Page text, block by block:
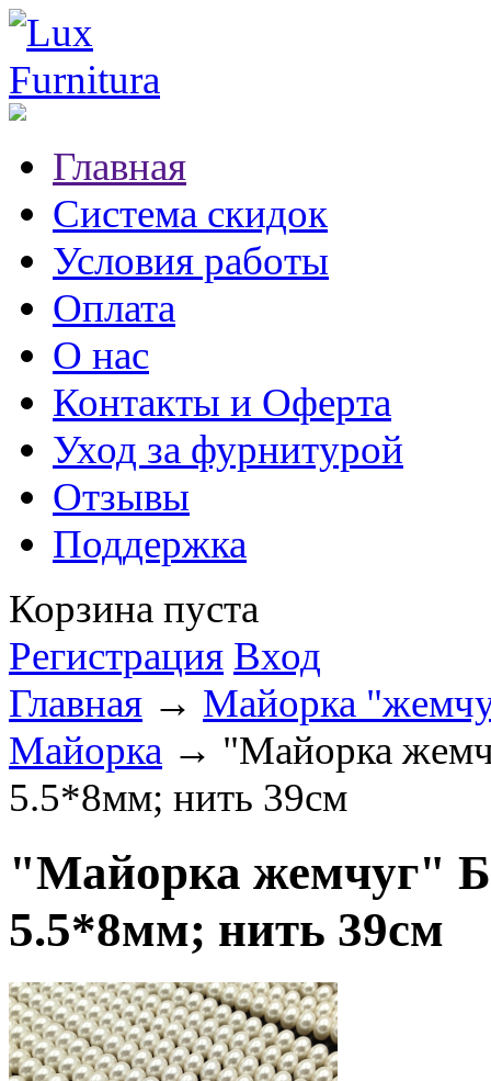
Главная
Система скидок
Условия работы
Оплата
О нас
Контакты и Оферта
Уход за фурнитурой
Отзывы
Поддержка
Корзина пуста
Регистрация Вход
Главная → Майорка
Майорка → "Майорка
5.5*8мм; нить 39см
"Майорка жемчуг"
5.5*8мм; нить 39см